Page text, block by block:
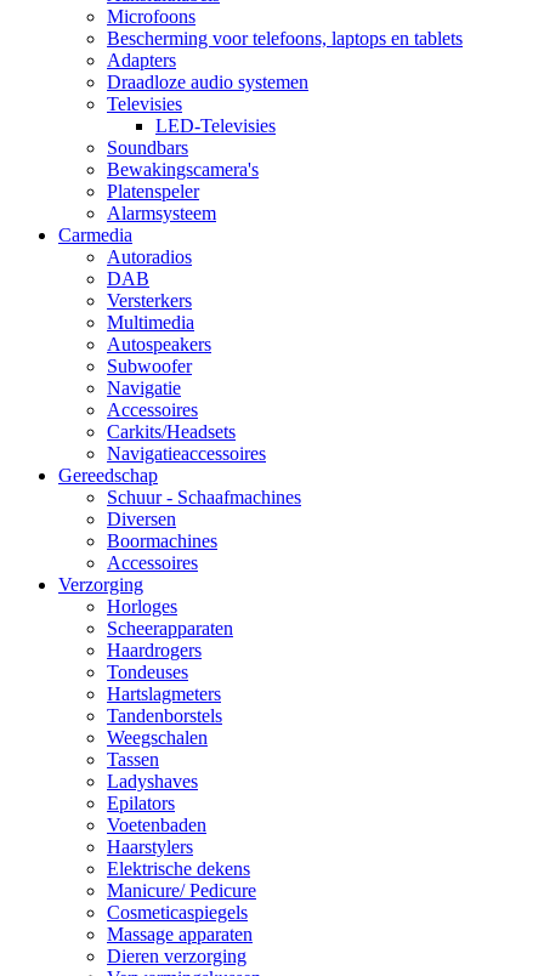
Microfoons
Bescherming voor telefoons, laptops en tablets
Adapters
Draadloze audio systemen
Televisies
LED-Televisies
Soundbars
Bewakingscamera's
Platenspeler
Alarmsysteem
Carmedia
Autoradios
DAB
Versterkers
Multimedia
Autospeakers
Subwoofer
Navigatie
Accessoires
Carkits/Headsets
Navigatieaccessoires
Gereedschap
Schuur - Schaafmachines
Diversen
Boormachines
Accessoires
Verzorging
Horloges
Scheerapparaten
Haardrogers
Tondeuses
Hartslagmeters
Tandenborstels
Weegschalen
Tassen
Ladyshaves
Epilators
Voetenbaden
Haarstylers
Elektrische dekens
Manicure/ Pedicure
Cosmeticaspiegels
Massage apparaten
Dieren verzorging